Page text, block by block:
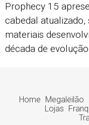
Prophecy 15
cabedal
materiais
década de
Home
Megaleilão
Lojas